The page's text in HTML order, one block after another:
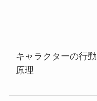
キャラクターの行動
原理